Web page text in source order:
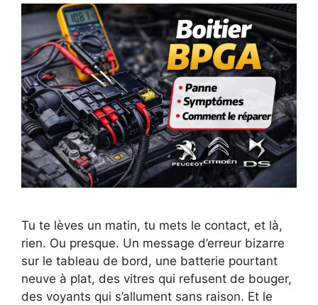
Tu te lèves un matin, tu mets le contact, et là,
rien. Ou presque. Un message d’erreur bizarre
sur le tableau de bord, une batterie pourtant
neuve à plat, des vitres qui refusent de bouger,
des voyants qui s’allument sans raison. Et le